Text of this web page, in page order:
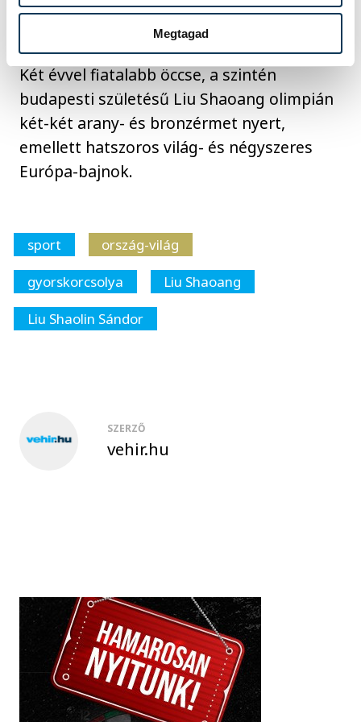
Megtagad
Eb-ken pedig hatszor diadalmaskodott.
Két évvel fiatalabb öccse, a szintén
budapesti születésű Liu Shaoang olimpián
két-két arany- és bronzérmet nyert,
emellett hatszoros világ- és négyszeres
Európa-bajnok.
sport
ország-világ
gyorskorcsolya
Liu Shaoang
Liu Shaolin Sándor
SZERZŐ
vehir.hu